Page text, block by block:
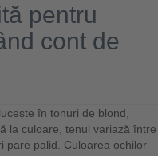
pentru
cont de
în tonuri de blond,
la culoare, tenul variază între
pare palid. Culoarea ochilor